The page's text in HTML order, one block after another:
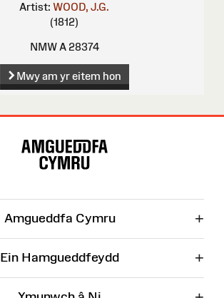
Artist: WOOD, J.G.
(1812)
NMW A 28374
Mwy am yr eitem hon
Amgueddfa Cymru +
Ein Hamgueddfeydd +